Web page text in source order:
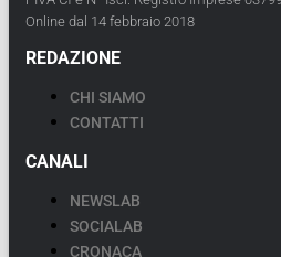
Online dal 14 febbraio 2018
REDAZIONE
CHI SIAMO
CONTATTI
CANALI
NEWSLAB
SOCIALAB
CRONACA